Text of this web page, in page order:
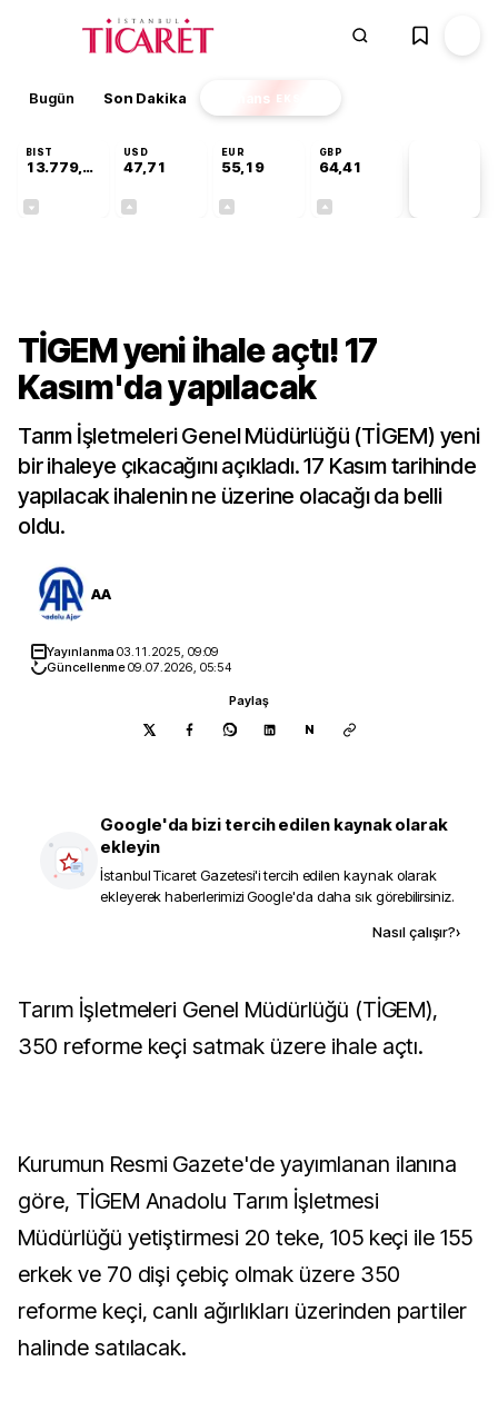
Bugün Son Dakika Finans EKSTRA
BIST
13.779,39
USD
47,71
EUR
55,19
GBP
64,41
TİGEM yeni ihale açtı! 17
Kasım'da yapılacak
Tarım İşletmeleri Genel Müdürlüğü (TİGEM) yeni
bir ihaleye çıkacağını açıkladı. 17 Kasım tarihinde
yapılacak ihalenin ne üzerine olacağı da belli
oldu.
AA
Yayınlanma03.11.2025, 09:09
Güncellenme09.07.2026, 05:54
Paylaş
N
Google'da bizi tercih edilen kaynak olarak
ekleyin
İstanbul Ticaret Gazetesi'i tercih edilen kaynak olarak
ekleyerek haberlerimizi Google'da daha sık görebilirsiniz.
Nasıl çalışır?›
Tarım İşletmeleri Genel Müdürlüğü (TİGEM),
350 reforme keçi satmak üzere ihale açtı.
Kurumun Resmi Gazete'de yayımlanan ilanına
göre, TİGEM Anadolu Tarım İşletmesi
Müdürlüğü yetiştirmesi 20 teke, 105 keçi ile 155
erkek ve 70 dişi çebiç olmak üzere 350
reforme keçi, canlı ağırlıkları üzerinden partiler
halinde satılacak.